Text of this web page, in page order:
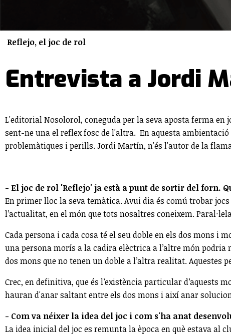
Reflejo, el joc de rol
Entrevista a Jordi
L'editorial Nosolorol, coneguda per la seva aposta ferma
sent-ne una el reflex fosc de l'altra. En aquesta
problemàtiques i perills. Jordi Martín, n'és l'autor de la
- El joc de rol 'Reflejo' ja està a punt de sortir del forn.
En primer lloc la seva temàtica. Avui dia és comú trobar
l’actualitat, en el món que tots nosaltres coneixem.
Cada persona i cada cosa té el seu doble en els dos mons i
una persona morís a la cadira elèctrica a l’altre món
dos mons que no tenen un doble a l’altra realitat.
Crec, en definitiva, que és l’existència particular d’aquests
hauran d'anar saltant entre els dos mons i així anar
- Com va néixer la idea del joc i com s'ha anat
La idea inicial del joc es remunta la època en què estava al